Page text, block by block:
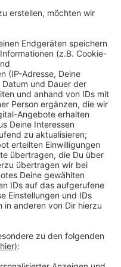
Nachbarschaft
die Sätze teils
und Remscheid sind
gilt als ein
sich gerne
für bebautes Land
etwas
19:34